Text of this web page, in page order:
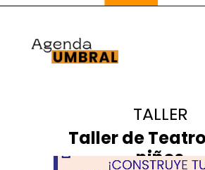
Taller de
niños
TALLER